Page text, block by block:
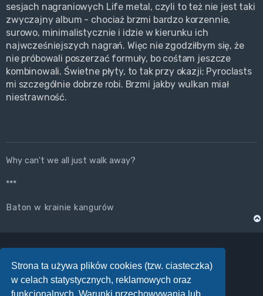
Strona ta używa plików cookies (tzw. ciasteczka)
w celach statystycznych, reklamowych oraz
funkcjonalnych. Warunki przechowywania lub
sesjach nagraniowych Life metal, czyli to też nie jest taki
zwyczajny album - chociaż brzmi bardzo korzennie,
surowo, minimalistycznie i idzie w kierunku ich
najwcześniejszych nagrań. Więc nie zgodziłbym się, że
nie próbowali poszerzać formuły, bo cośtam jeszcze
kombinowali. Świetne płyty, to tak przy okazji; Pyroclasts
mi szczególnie dobrze robi. Brzmi jakby wulkan miał
niestrawność.
Why can't we all just walk away?
***
Baton w krainie kangurów
ODPOWIEDZ
Posty: 365 Strona19z19
Poprzednia
1 … 15 16 17 18